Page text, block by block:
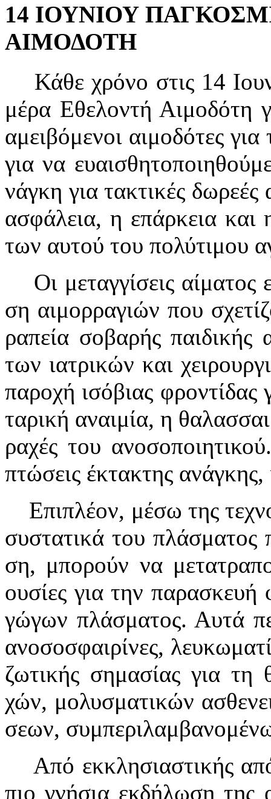
14 ΙΟΥΝΙΟΥ
ΑΙΜΟΔΟΤΗ
Κά­θε χρό­νο στις 14
μέ­ρα Ε­θε­λον­τή Αι­μο­δό­τη
α­μει­βό­με­νοι αι­μο­δό­τες
γι­α να
νάγ­κη γι­α τα­κτι­κές
α­σφά­λει­α, η ε­πάρ­κει­α
των αυ­τού του πο­λύ­τι­μου
Οι με­ταγ­γί­σεις αί­μα­τος
ση αι­μορ­ρα­γι­ών που
ρα­πεί­α σο­βα­ρής παι­δι­κής
των ι­α­τρι­κών και
πα­ρο­χή ι­σό­βι­ας
τα­ρι­κή α­ναι­μί­α, η
ρα­χές του
πτώ­σεις έ­κτα­κτης
Ε­πι­πλέ­ον, μέ­σω της
συ­στα­τι­κά του πλά­σμα­τος
ση, μπο­ρούν να
ου­σί­ες γι­α την
γώ­γων πλά­σμα­τος. Αυ­τά
α­νο­σο­σφαι­ρί­νες,
ζω­τι­κής ση­μα­σί­ας γι­α τη
χών, μο­λυ­σμα­τι­κών
σε­ων,
Α­πό εκ­κλη­σι­α­στι­κής
πι­ο γνή­σι­α εκ­δή­λω­ση της